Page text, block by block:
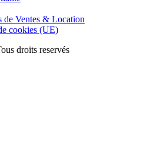
de Ventes & Location
cookies (UE)
droits reservés